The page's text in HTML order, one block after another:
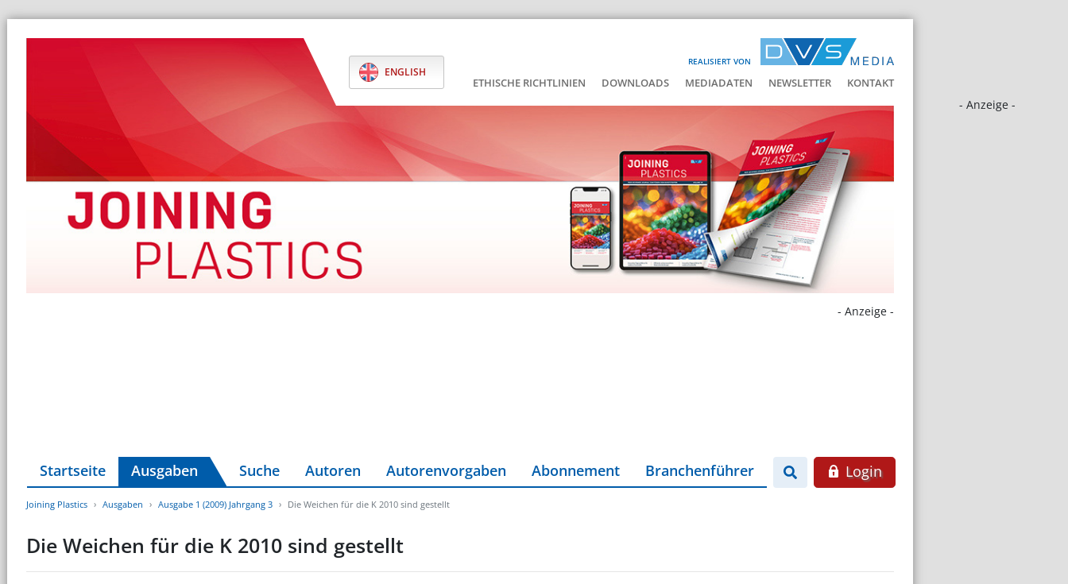
REALISIERT VON
ENGLISH
ETHISCHE RICHTLINIEN DOWNLOADS MEDIADATEN NEWSLETTER KONTAKT
- Anzeige -
- Anzeige -
Startseite Ausgaben Suche Autoren Autorenvorgaben Abonnement Branchenführer Login
Joining Plastics Ausgaben Ausgabe 1 (2009) Jahrgang 3 Die Weichen für die K 2010 sind gestellt
Die Weichen für die K 2010 sind gestellt